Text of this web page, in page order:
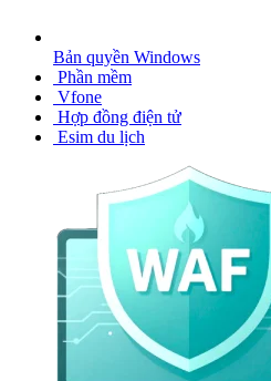
Bản quyền Windows
Phần mềm
Vfone
Hợp đồng điện tử
Esim du lịch